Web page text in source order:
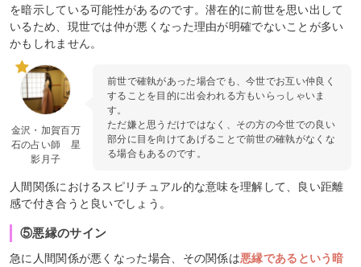
を暗示している可能性があるのです。潜在的に前世を思い出して
いるため、現世では仲が悪くなった理由が明確でないことが多い
かもしれません。
金沢・加賀百万
石の占い師 星
影月子
前世で確執があった場合でも、今世でお互い仲良く
することを目的に出会われる方もいらっしゃいま
す。
ただ嫌と思うだけではなく、その方の今世での良い
部分に目を向けてあげることで前世の確執がなくな
る場合もあるのです。
人間関係におけるスピリチュアル的な意味を理解して、良い距離
感で付き合うと良いでしょう。
⑤悪縁のサイン
急に人間関係が悪くなった場合、その関係は悪縁であるという暗